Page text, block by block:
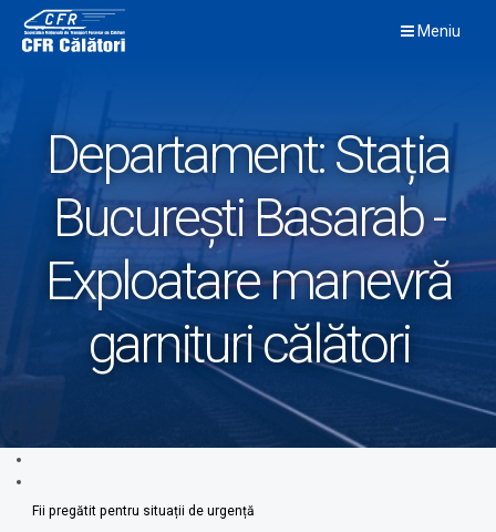
content
Meniu
Departament:Stația
București Basarab -
Exploatare manevră
garnituri călători
Fii pregătit pentru situații de urgență